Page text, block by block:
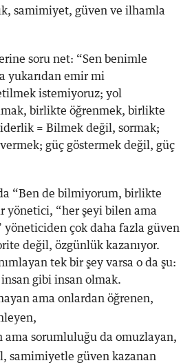
samimiyet, güven ve ilhamla
soru net: “Sen benimle
yukarıdan emir mi
istemiyoruz; yol
birlikte öğrenmek, birlikte
= Bilmek değil, sormak;
güç göstermek değil, güç
“Ben de bilmiyorum, birlikte
yönetici, “her şeyi bilen ama
yöneticiden çok daha fazla güven
değil, özgünlük kazanıyor.
tek bir şey varsa o da şu:
gibi insan olmak.
ama onlardan öğrenen,
ama sorumluluğu da omuzlayan,
samimiyetle güven kazanan